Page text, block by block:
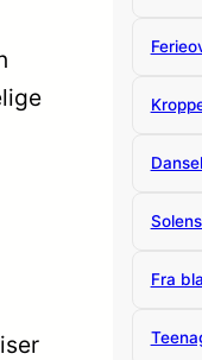
Fra